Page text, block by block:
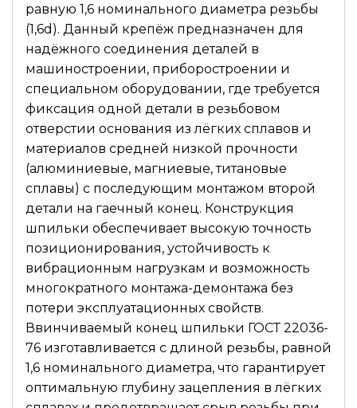
равную 1,6 номинального диаметра резьбы
(1,6d). Данный крепёж предназначен для
надёжного соединения деталей в
машиностроении, приборостроении и
специальном оборудовании, где требуется
фиксация одной детали в резьбовом
отверстии основания из лёгких сплавов и
материалов средней низкой прочности
(алюминиевые, магниевые, титановые
сплавы) с последующим монтажом второй
детали на гаечный конец. Конструкция
шпильки обеспечивает высокую точность
позиционирования, устойчивость к
вибрационным нагрузкам и возможность
многократного монтажа-демонтажа без
потери эксплуатационных свойств.
Ввинчиваемый конец шпильки ГОСТ 22036-
76 изготавливается с длиной резьбы, равной
1,6 номинального диаметра, что гарантирует
оптимальную глубину зацепления в лёгких